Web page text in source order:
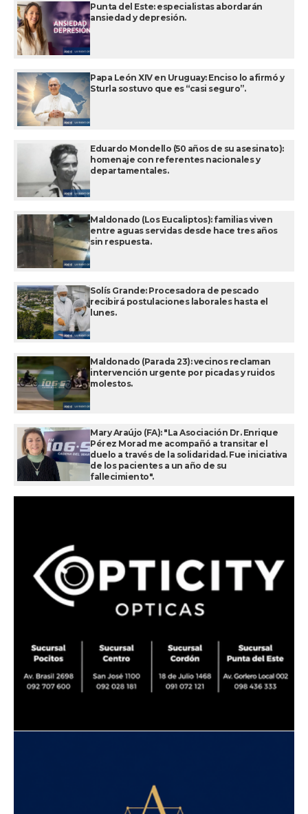
Punta del Este: especialistas abordarán
ansiedad y depresión.
Papa León XIV en Uruguay: Enciso lo afirmó y
Sturla sostuvo que es “casi seguro”.
Eduardo Mondello (50 años de su asesinato):
homenaje con referentes nacionales y
departamentales.
Maldonado (Los Eucaliptos): familias viven
entre aguas servidas desde hace tres años
sin respuesta.
Solís Grande: Procesadora de pescado
recibirá postulaciones laborales hasta el
lunes.
Maldonado (Parada 23): vecinos reclaman
intervención urgente por picadas y ruidos
molestos.
Mary Araújo (FA): "La Asociación Dr. Enrique
Pérez Morad me acompañó a transitar el
duelo a través de la solidaridad. Fue iniciativa
de los pacientes a un año de su
fallecimiento".